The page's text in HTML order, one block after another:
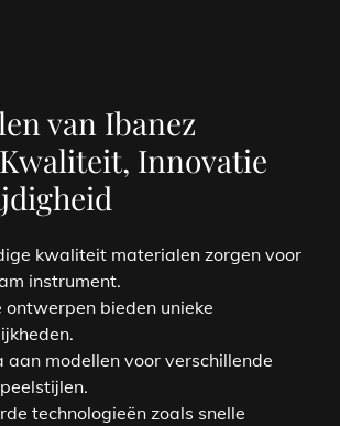
van Ibanez
Innovatie
kwaliteit materialen zorgen voor
instrument.
ontwerpen bieden unieke
aan modellen voor verschillende
technologieën zoals snelle